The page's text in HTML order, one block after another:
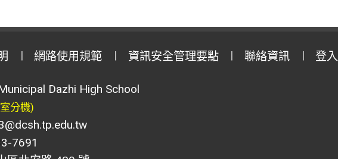
網路使用規範 資訊安全管理要點 聯絡資訊 登入
Dazhi High School
分機)
7691